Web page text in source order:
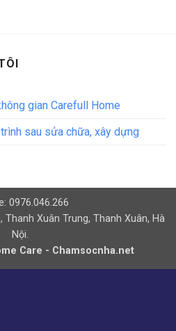
gian Carefull Home
sau sửa chữa, xây dựng
0976.046.266
Xuân Trung, Thanh Xuân, Hà
Nội.
Care - Chamsocnha.net